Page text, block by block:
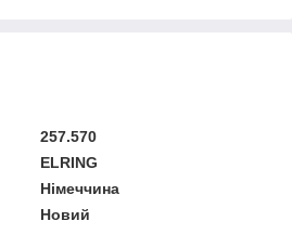
257.570
ELRING
Німеччина
Новий